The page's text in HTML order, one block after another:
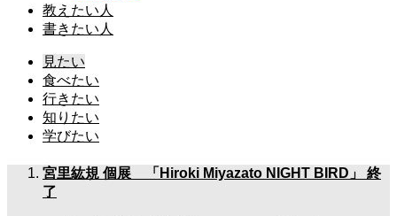
教えたい人
書きたい人
見たい
食べたい
行きたい
知りたい
学びたい
宮里紘規 個展 「Hiroki Miyazato NIGHT BIRD」 終
了